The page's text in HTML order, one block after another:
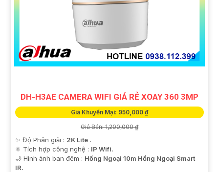
DH-H3AE CAMERA WIFI GIÁ RẺ XOAY 360 3MP
Giá Khuyến Mại: 950,000 ₫
Giá Bán: 1,200,000 ₫
✨ Độ Phân giải : 2K Lite .
⚛️ Tích hợp công nghệ : IP Wifi.
🌙 Hình ảnh ban đêm : Hồng Ngoại 10m Hồng Ngoại Smart
IR.